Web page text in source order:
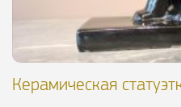
Керамическая